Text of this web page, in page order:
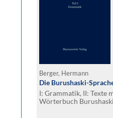
Berger, Hermann
Die Burushaski-
I: Grammatik, II: Texte
Wörterbuch